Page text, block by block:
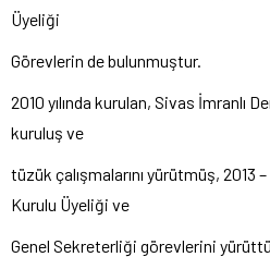
Üyeliği
Görevlerin de bulunmuştur.
2010 yılında kurulan, Sivas İmranlı
kuruluş ve
tüzük çalışmalarını yürütmüş, 2013
Kurulu Üyeliği ve
Genel Sekreterliği görevlerini